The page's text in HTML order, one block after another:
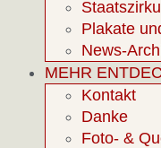
Plakate
News-
MEHR
Kontakt
Danke
Foto- &